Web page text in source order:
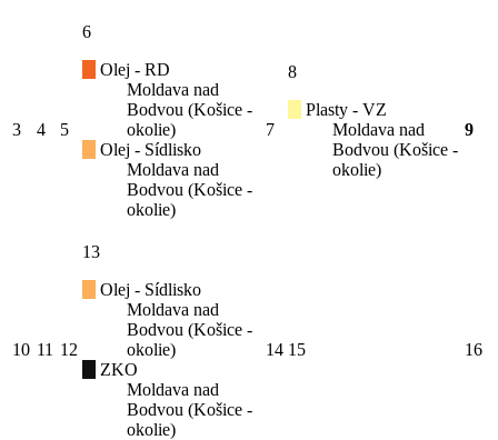
3 4 5
6
Olej - RD
Moldava nad
Bodvou (Košice -
okolie)
Olej - Sídlisko
Moldava nad
Bodvou (Košice -
okolie)
7
8
Plasty - VZ
Moldava nad
Bodvou (Košice -
okolie)
9
10 11 12
13
Olej - Sídlisko
Moldava nad
Bodvou (Košice -
okolie)
ZKO
Moldava nad
Bodvou (Košice -
okolie)
14 15 16